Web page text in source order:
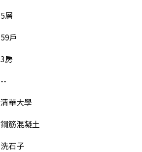
5層
59戶
3房
--
清華大學
鋼筋混凝土
洗石子